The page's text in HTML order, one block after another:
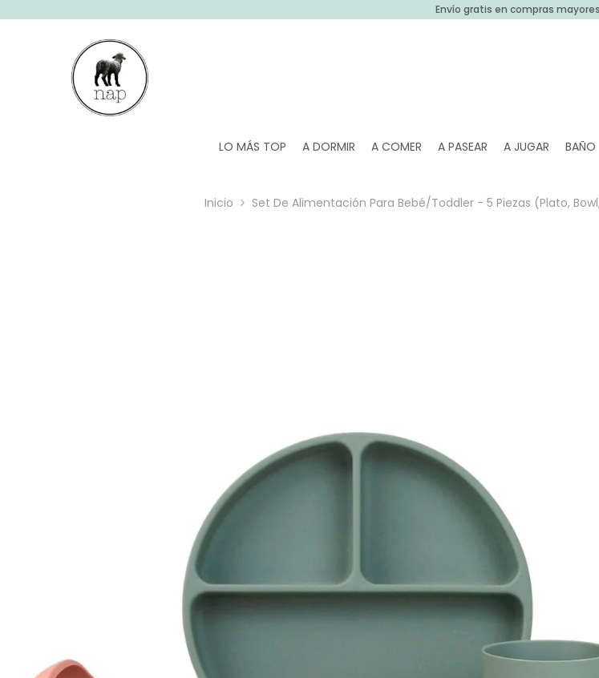
Envío gratis en compras
LO MÁS TOP A DORMIR A COMER A PASEAR A JUGAR BAÑO
Inicio Set De Alimentación Para Bebé/Toddler - 5 Piezas (Plato,